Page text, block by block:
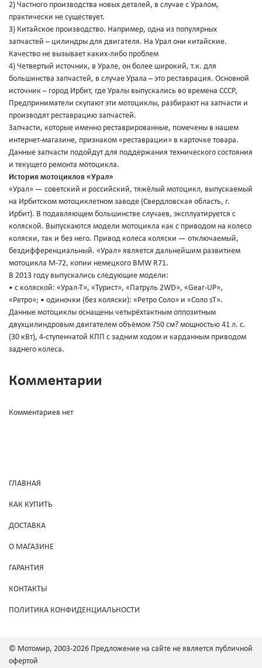
2) Частного производства новых деталей, в случае с Уралом,
практически не существует.
3) Китайское производство. Например, одна из популярных
запчастей – цилиндры для двигателя. На Урал они китайские.
Качество не вызывает каких-либо проблем
4) Четвертый источник, в Урале, он более широкий, т.к. для
большинства запчастей, в случае Урала – это реставрация. Основной
источник – город Ирбит, где Уралы выпускались во времена СССР,
Предприниматели скупают эти мотоциклы, разбирают на запчасти и
производят реставрацию запчастей.
Запчасти, которые именно реставрированные, помечены в нашем
интернет-магазине, признаком «реставрации» в карточке товара.
Данные запчасти подойдут для поддержания технического состояния
и текущего ремонта мотоцикла.
История мотоциклов «Урал»
«Урал» — советский и российский, тяжёлый мотоцикл, выпускаемый
на Ирбитском мотоциклетном заводе (Свердловская область, г.
Ирбит). В подавляющем большинстве случаев, эксплуатируется с
коляской. Выпускаются модели мотоцикла как с приводом на колесо
коляски, так и без него. Привод колеса коляски — отключаемый,
бездифференциальный. «Урал» является дальнейшим развитием
мотоцикла М-72, копии немецкого BMW R71.
В 2013 году выпускались следующие модели:
• с коляской: «Урал-Т», «Турист», «Патруль 2WD», «Gear-UP»,
«Ретро»; • одиночки (без коляски): «Ретро Соло» и «Соло sT».
Данные мотоциклы оснащены четырёхтактным оппозитным
двухцилиндровым двигателем объёмом 750 см? мощностью 41 л. с.
(30 кВт), 4-ступенчатой КПП с задним ходом и карданным приводом
заднего колеса.
Комментарии
Комментариев нет
ГЛАВНАЯ
КАК КУПИТЬ
ДОСТАВКА
О МАГАЗИНЕ
ГАРАНТИЯ
КОНТАКТЫ
ПОЛИТИКА КОНФИДЕНЦИАЛЬНОСТИ
© Мотомир, 2003-2026 Предложение на сайте не является публичной
офертой